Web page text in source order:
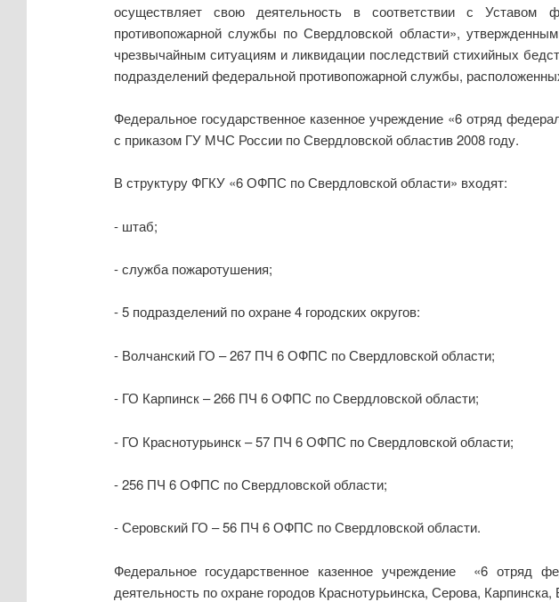
осуществляет свою деятельность в соответствии с Уставом
противопожарной службы по Свердловской области»,
чрезвычайным ситуациям и ликвидации последствий стихийных
подразделений федеральной противопожарной службы,
Федеральное государственное казенное учреждение «6 отряд
с приказом ГУ МЧС России по Свердловской областив 2008 году.
В структуру ФГКУ «6 ОФПС по Свердловской области» входят:
- штаб;
- служба пожаротушения;
- 5 подразделений по охране 4 городских округов:
- Волчанский ГО – 267 ПЧ 6 ОФПС по Свердловской области;
- ГО Карпинск – 266 ПЧ 6 ОФПС по Свердловской области;
- ГО Краснотурьинск – 57 ПЧ 6 ОФПС по Свердловской области;
- 256 ПЧ 6 ОФПС по Свердловской области;
- Серовский ГО – 56 ПЧ 6 ОФПС по Свердловской области.
Федеральное государственное казенное учреждение «6 отряд
деятельность по охране городов Краснотурьинска, Серова,